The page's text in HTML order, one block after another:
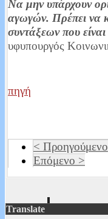
Να μην υπάρχουν
αγωγών. Πρέπει να
συντάξεων που
υφυπουργός
πηγή
< Προηγούμενο
Επόμενο >
Translate